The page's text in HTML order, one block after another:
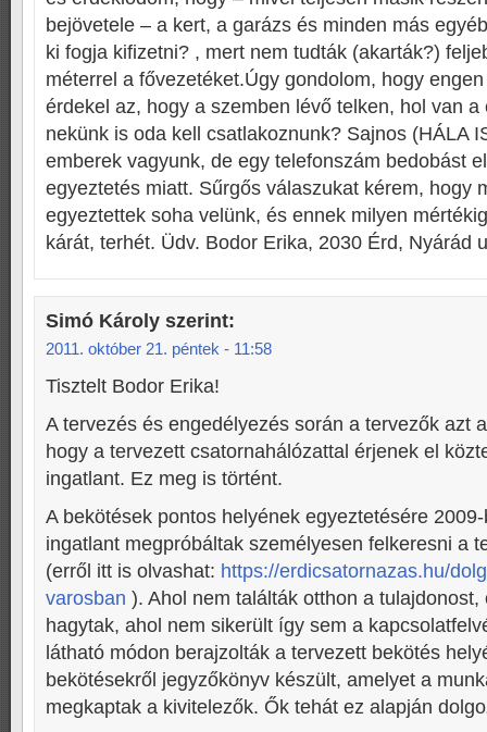
bejövetele – a kert, a garázs és minden más
ki fogja kifizetni? , mert nem tudták (akarták?)
méterrel a fővezetéket.Úgy gondolom, hogy
érdekel az, hogy a szemben lévő telken, hol van
nekünk is oda kell csatlakoznunk? Sajnos (HÁLA
emberek vagyunk, de egy telefonszám bedobást
egyeztetés miatt. Sűrgős válaszukat kérem, hogy
egyeztettek soha velünk, és ennek milyen
kárát, terhét. Üdv. Bodor Erika, 2030 Érd, Nyárád
Simó Károly szerint:
2011. október 21. péntek - 11:58
Tisztelt Bodor Erika!
A tervezés és engedélyezés során a tervezők azt
hogy a tervezett csatornahálózattal érjenek el
ingatlant. Ez meg is történt.
A bekötések pontos helyének egyeztetésére
ingatlant megpróbáltak személyesen felkeresni a
(erről itt is olvashat: https://erdicsatornazas.hu/
varosban ). Ahol nem találták otthon a tulajdonost,
hagytak, ahol nem sikerült így sem a
látható módon berajzolták a tervezett bekötés
bekötésekről jegyzőkönyv készült, amelyet a
megkaptak a kivitelezők. Ők tehát ez alapján